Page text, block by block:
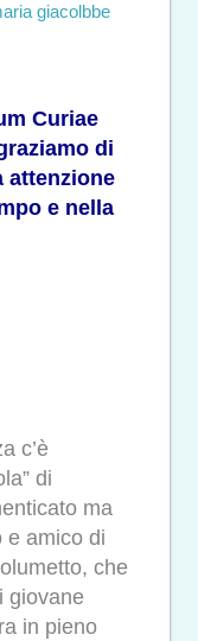
giacolbbe
Curiae
di
attenzione
e nella
c’è
di
ma
e amico di
che
giovane
in pieno